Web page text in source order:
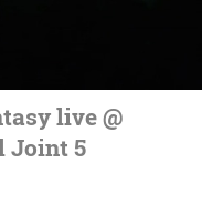
live @
Joint 5